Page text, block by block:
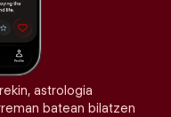
astrologia
batean bilatzen